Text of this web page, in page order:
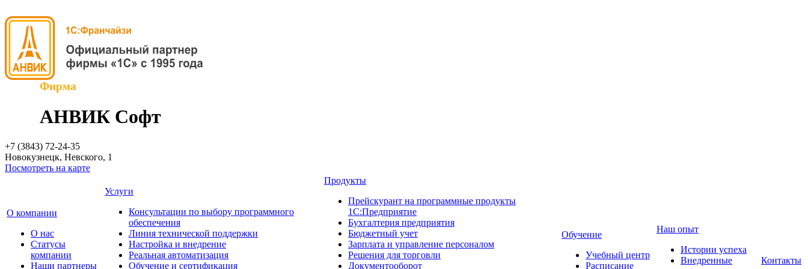
Фирма
АНВИК Софт
+7 (3843) 72-24-35
Новокузнецк, Невского, 1
Посмотреть на карте
О компании
О нас
Cтатусы
компании
Наши партнеры
Услуги
Консультации по выбору программного
обеспечения
Линия технической поддержки
Настройка и внедрение
Реальная автоматизация
Обучение и сертификация
Продукты
Прейскурант на программные продукты
1С:Предприятие
Бухгалтерия предприятия
Бюджетный учет
Зарплата и управление персоналом
Решения для торговли
Документооборот
Обучение
Учебный центр
Расписание
Наш опыт
Истории успеха
Внедренные
Контакты